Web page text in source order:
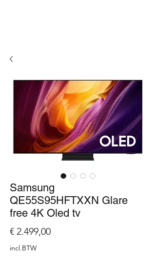
Samsung
QE55S95HFTXXN Glare
free 4K Oled tv
€ 2.499,00Prijs
incl.BTW